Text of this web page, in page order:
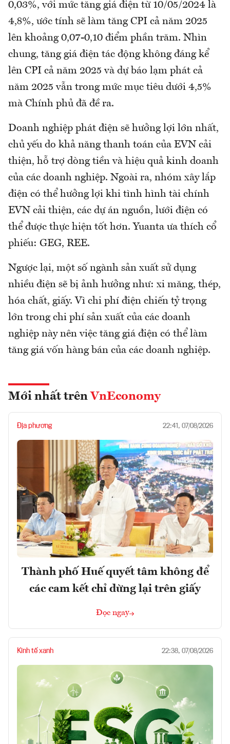
0,03%, với mức tăng giá điện từ 10/05/2024 là
4,8%, ước tính sẽ làm tăng CPI cả năm 2025
lên khoảng 0,07-0,10 điểm phần trăm. Nhìn
chung, tăng giá điện tác động không đáng kể
lên CPI cả năm 2025 và dự báo lạm phát cả
năm 2025 vẫn trong mức mục tiêu dưới 4,5%
mà Chính phủ đã đề ra.
Doanh nghiệp phát điện sẽ hưởng lợi lớn nhất,
chủ yếu do khả năng thanh toán của EVN cải
thiện, hỗ trợ dòng tiền và hiệu quả kinh doanh
của các doanh nghiệp. Ngoài ra, nhóm xây lắp
điện có thể hưởng lợi khi tình hình tài chính
EVN cải thiện, các dự án nguồn, lưới điện có
thể được thực hiện tốt hơn. Yuanta ưa thích cổ
phiếu: GEG, REE.
Ngược lại, một số ngành sản xuất sử dụng
nhiều điện sẽ bị ảnh hưởng như: xi măng, thép,
hóa chất, giấy. Vì chi phí điện chiến tỷ trọng
lớn trong chi phí sản xuất của các doanh
nghiệp này nên việc tăng giá điện có thể làm
tăng giá vốn hàng bán của các doanh nghiệp.
Mới nhất trên VnEconomy
Địa phương 22:41, 07/08/2026
Thành phố Huế quyết tâm không để
các cam kết chỉ dừng lại trên giấy
Đọc ngay
Kinh tế xanh 22:38, 07/08/2026